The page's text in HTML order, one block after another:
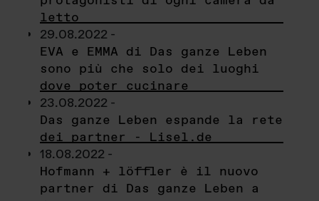
letto
29.08.2022 -
EVA e EMMA di Das ganze Leben
sono più che solo dei luoghi
dove poter cucinare
23.08.2022 -
Das ganze Leben espande la rete
dei partner - Lisel.de
18.08.2022 -
Hofmann + löffler è il nuovo
partner di Das ganze Leben a